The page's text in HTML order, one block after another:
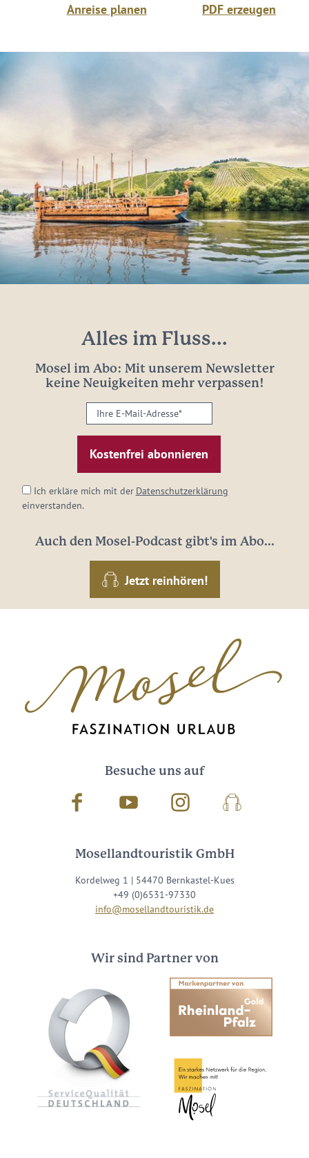
Anreise planen PDF erzeugen
Alles im Fluss...
Mosel im Abo: Mit unserem Newsletter
keine Neuigkeiten mehr verpassen!
Ihre
E-
Mail-
Adresse:
Ich erkläre mich mit der Datenschutzerklärung
einverstanden.
Auch den Mosel-Podcast gibt's im Abo...
Jetzt reinhören!
Besuche uns auf
Facebook Youtube InstagramPodcast
Mosellandtouristik GmbH
Kordelweg 1 | 54470 Bernkastel-Kues
+49 (0)6531-97330
info@mosellandtouristik.de
Wir sind Partner von